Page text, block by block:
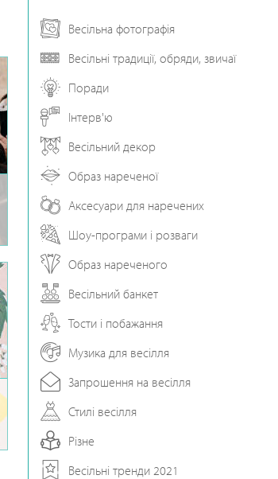
Весільна фотографія
Весільні традиції, обряди, звичаї
Поради
Інтерв'ю
Весільний декор
Образ нареченої
Аксесуари для наречених
Шоу-програми і розваги
Образ нареченого
Весільний банкет
Тости і побажання
Музика для весілля
Запрошення на весілля
Стилі весілля
Різне
Весільні тренди 2021